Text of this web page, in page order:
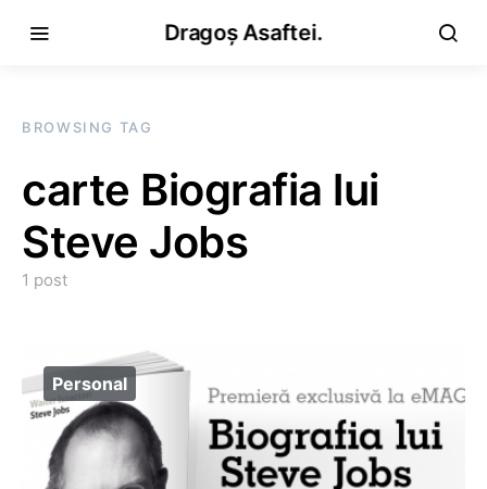
Dragoș Asaftei.
BROWSING TAG
carte Biografia lui
Steve Jobs
1 post
Personal